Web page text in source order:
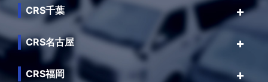
CRS千葉
CRS名古屋
CRS福岡